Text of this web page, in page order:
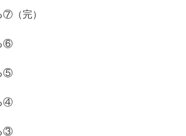
⑦（完）
⑥
⑤
④
③